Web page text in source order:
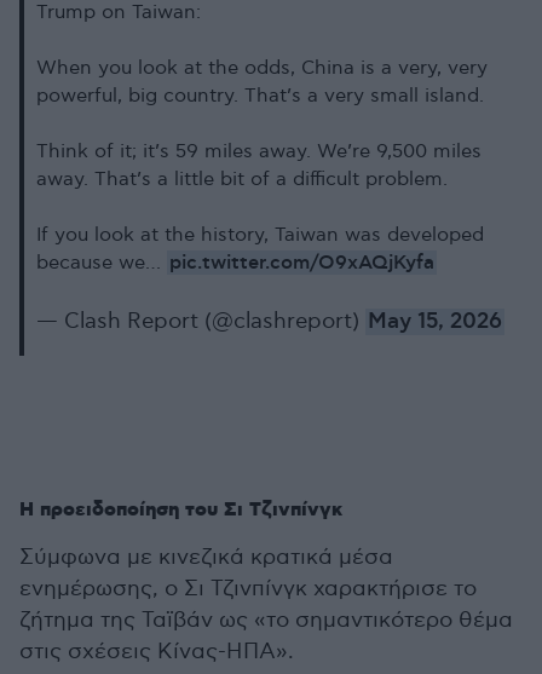
Trump on Taiwan:
When you look at the odds, China is a very, very
powerful, big country. That’s a very small island.
Think of it; it’s 59 miles away. We’re 9,500 miles
away. That’s a little bit of a difficult problem.
If you look at the history, Taiwan was developed
because we… pic.twitter.com/O9xAQjKyfa
— Clash Report (@clashreport) May 15, 2026
Η προειδοποίηση του Σι Τζινπίνγκ
Σύμφωνα με κινεζικά κρατικά μέσα
ενημέρωσης, ο Σι Τζινπίνγκ χαρακτήρισε το
ζήτημα της Ταϊβάν ως «το σημαντικότερο θέμα
στις σχέσεις Κίνας-ΗΠΑ».